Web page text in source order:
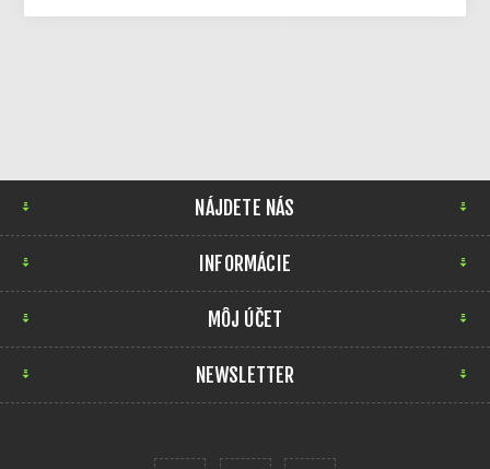
NÁJDETE NÁS
INFORMÁCIE
MÔJ ÚČET
NEWSLETTER